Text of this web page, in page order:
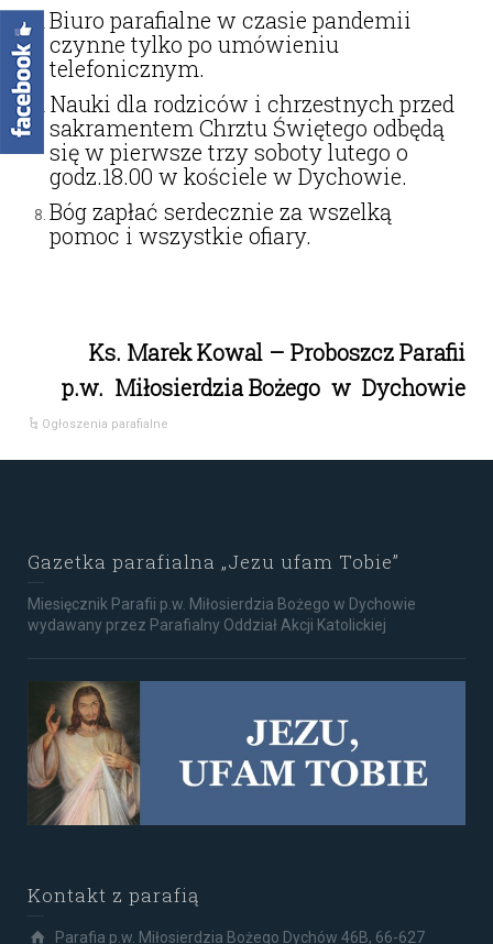
Biuro parafialne w czasie pandemii
czynne tylko po umówieniu
telefonicznym.
Nauki dla rodziców i chrzestnych przed
sakramentem Chrztu Świętego odbędą
się w pierwsze trzy soboty lutego o
godz.18.00 w kościele w Dychowie.
Bóg zapłać serdecznie za wszelką
pomoc i wszystkie ofiary.
Ks. Marek Kowal – Proboszcz Parafii
p.w. Miłosierdzia Bożego w Dychowie
Ogłoszenia parafialne
Gazetka parafialna „Jezu ufam Tobie”
Miesięcznik Parafii p.w. Miłosierdzia Bożego w Dychowie
wydawany przez Parafialny Oddział Akcji Katolickiej
Kontakt z parafią
Parafia p.w. Miłosierdzia Bożego Dychów 46B, 66-627